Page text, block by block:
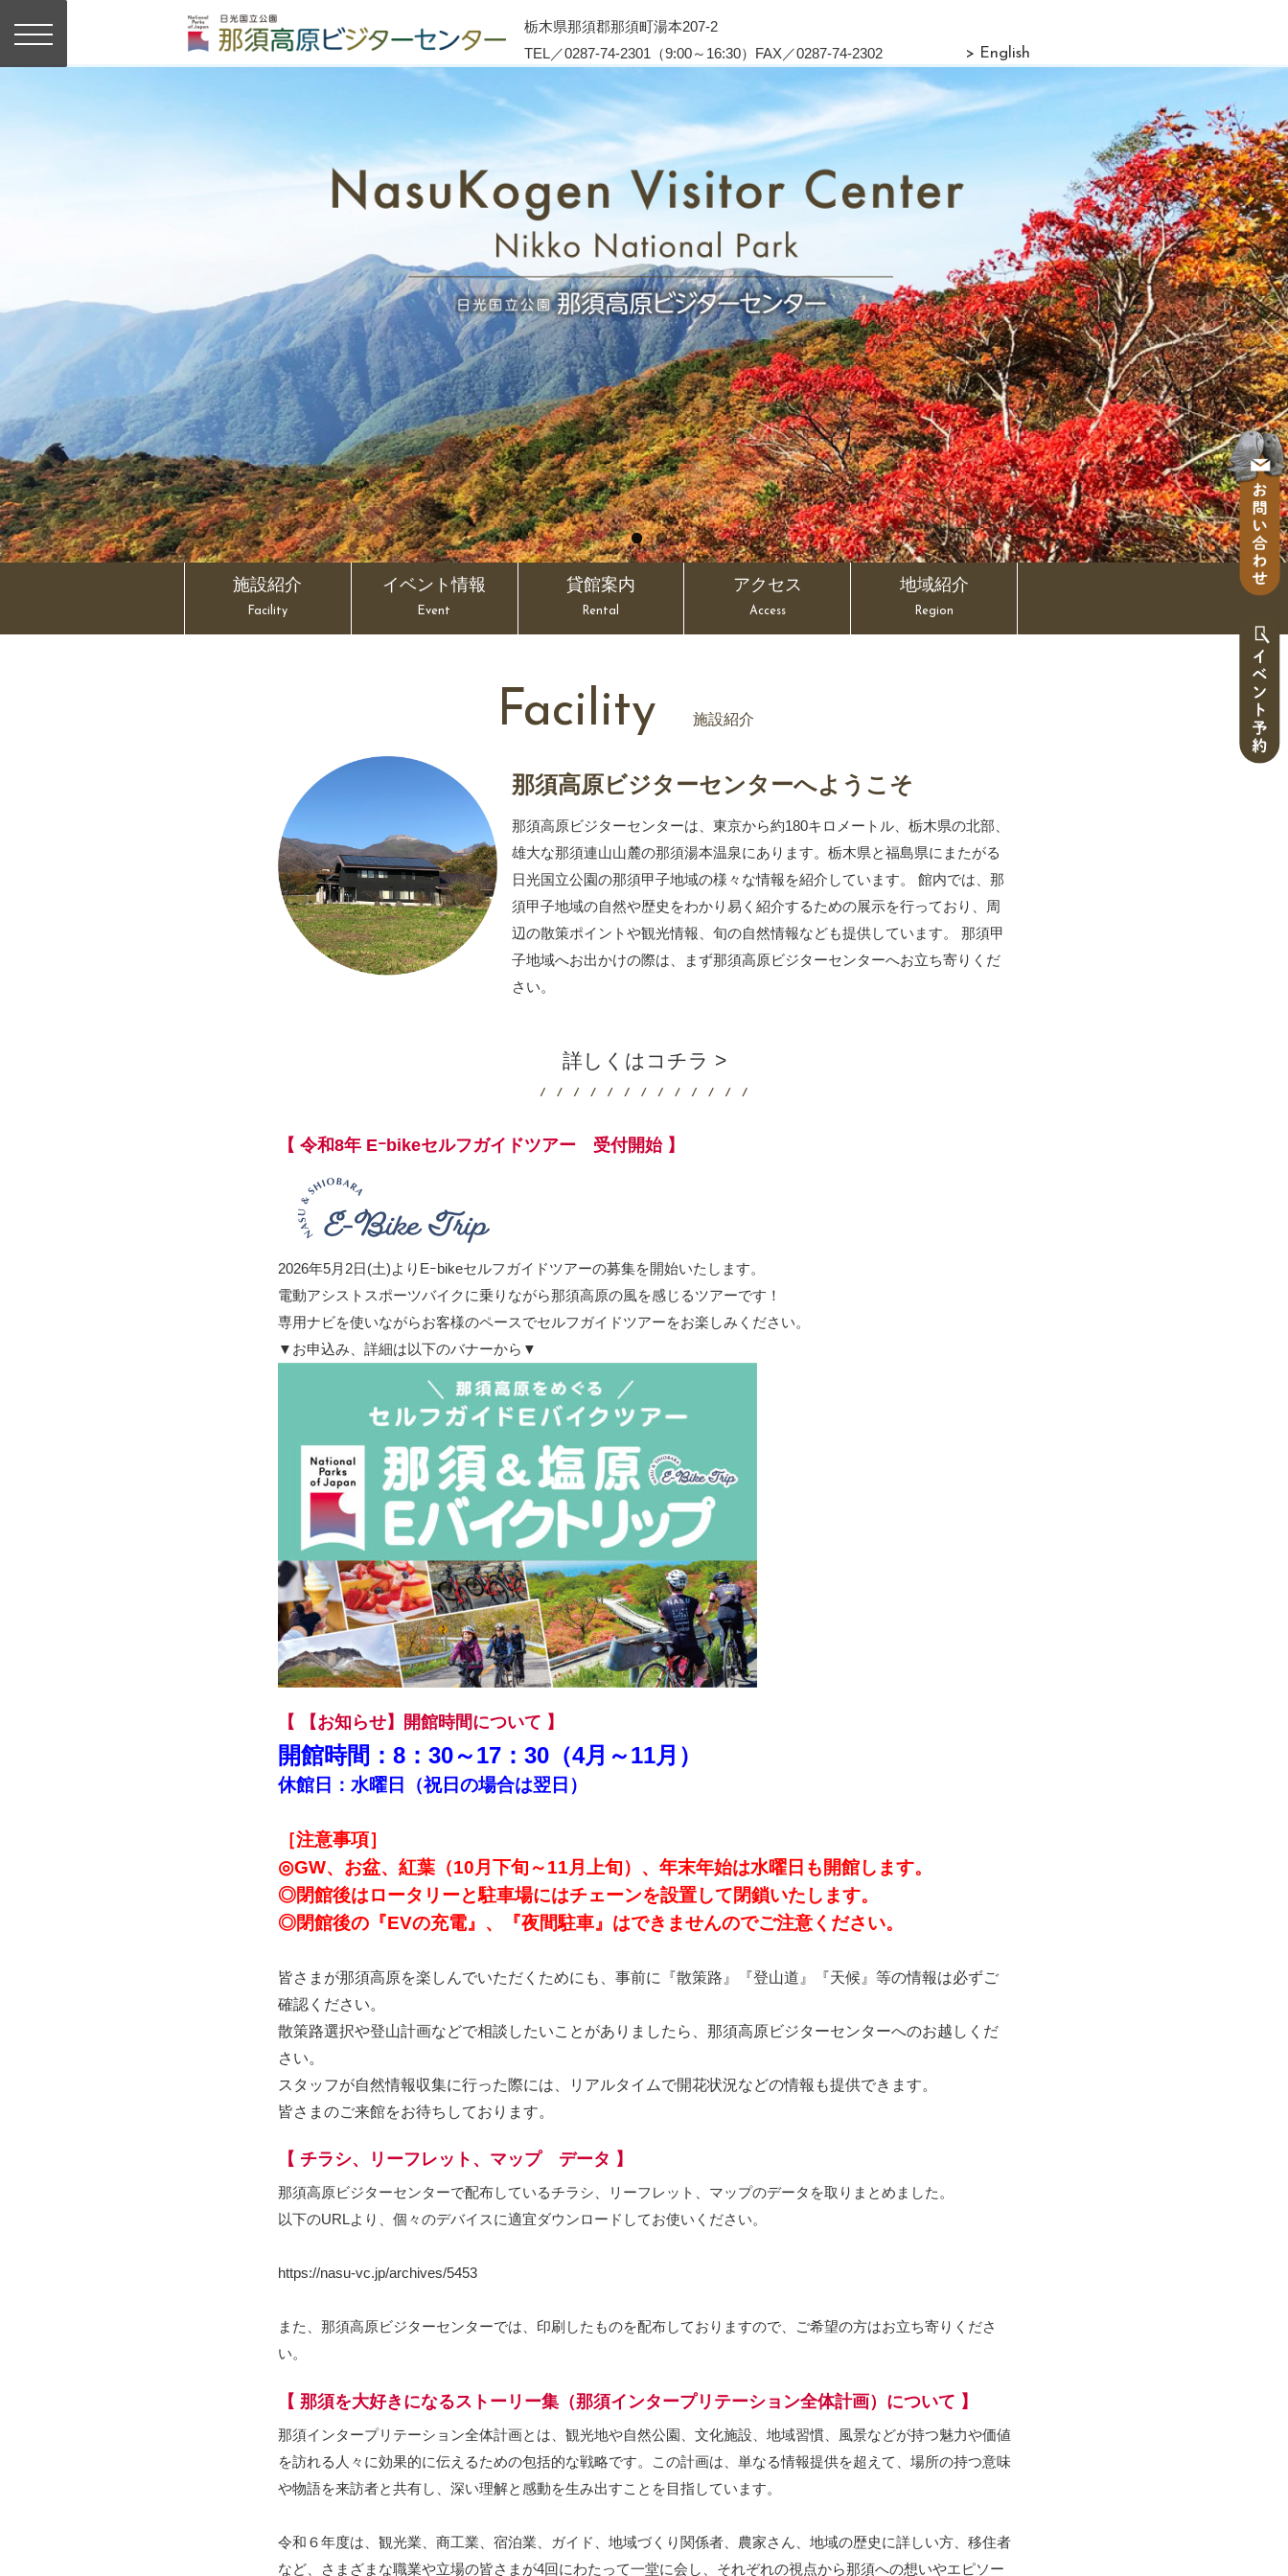
栃木県那須郡那須町湯本207-2
TEL／0287-74-2301（9:00～16:30）FAX／0287-74-2302
> English
施設紹介
Facility
イベント情報
Event
貸館案内
Rental
アクセス
Access
地域紹介
Region
Facility 施設紹介
那須高原ビジターセンターへようこそ
那須高原ビジターセンターは、東京から約180キロメートル、栃木県の北部、
雄大な那須連山山麓の那須湯本温泉にあります。栃木県と福島県にまたがる
日光国立公園の那須甲子地域の様々な情報を紹介しています。 館内では、那
須甲子地域の自然や歴史をわかり易く紹介するための展示を行っており、周
辺の散策ポイントや観光情報、旬の自然情報なども提供しています。 那須甲
子地域へお出かけの際は、まず那須高原ビジターセンターへお立ち寄りくだ
さい。
詳しくはコチラ >
【 令和8年 Eｰbikeセルフガイドツアー 受付開始 】
2026年5月2日(土)よりEｰbikeセルフガイドツアーの募集を開始いたします。
電動アシストスポーツバイクに乗りながら那須高原の風を感じるツアーです！
専用ナビを使いながらお客様のペースでセルフガイドツアーをお楽しみください。
▼お申込み、詳細は以下のバナーから▼
【 【お知らせ】開館時間について 】
開館時間：8：30～17：30（4月～11月）
休館日：水曜日（祝日の場合は翌日 ）
［注意事項］
◎GW、お盆、紅葉（10月下旬～11月上旬）、年末年始は水曜日も開館します。
◎閉館後はロータリーと駐車場にはチェーンを設置して閉鎖いたします。
◎閉館後の『EVの充電』、『夜間駐車』はできませんのでご注意ください。
皆さまが那須高原を楽しんでいただくためにも、事前に『散策路』『登山道』『天候』等の情報は必ずご
確認ください。
散策路選択や登山計画などで相談したいことがありましたら、那須高原ビジターセンターへのお越しくだ
さい。
スタッフが自然情報収集に行った際には、リアルタイムで開花状況などの情報も提供できます。
皆さまのご来館をお待ちしております。
【 チラシ、リーフレット、マップ データ 】
那須高原ビジターセンターで配布しているチラシ、リーフレット、マップのデータを取りまとめました。
以下のURLより、個々のデバイスに適宜ダウンロードしてお使いください。
https://nasu-vc.jp/archives/5453
また、那須高原ビジターセンターでは、印刷したものを配布しておりますので、ご希望の方はお立ち寄りくださ
い。
【 那須を大好きになるストーリー集（那須インタープリテーション全体計画）について 】
那須インタープリテーション全体計画とは、観光地や自然公園、文化施設、地域習慣、風景などが持つ魅力や価値
を訪れる人々に効果的に伝えるための包括的な戦略です。この計画は、単なる情報提供を超えて、場所の持つ意味
や物語を来訪者と共有し、深い理解と感動を生み出すことを目指しています。
令和６年度は、観光業、商工業、宿泊業、ガイド、地域づくり関係者、農家さん、地域の歴史に詳しい方、移住者
など、さまざまな職業や立場の皆さまが4回にわたって一堂に会し、それぞれの視点から那須への想いやエピソー